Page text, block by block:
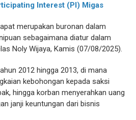
Interest (PI) Migas
merupakan buronan dalam
sebagaimana diatur dalam
Noly Wijaya, Kamis (07/08/2025).
2012 hingga 2013, di mana
kebohongan kepada saksi
hingga korban menyerahkan uang
janji keuntungan dari bisnis